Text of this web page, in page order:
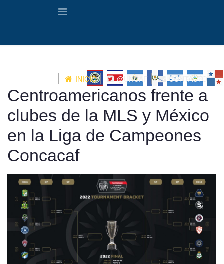
INICIO @UNCAF CONTACTO
Centroamericanos frente a
clubes de la MLS y México
en la Liga de Campeones
Concacaf